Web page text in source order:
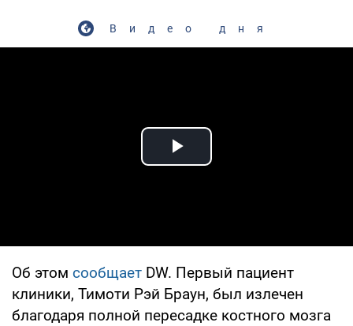
Видео дня
Play Video
Об этом сообщает DW. Первый пациент
клиники, Тимоти Рэй Браун, был излечен
благодаря полной пересадке костного мозга